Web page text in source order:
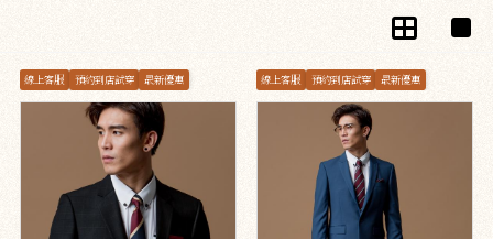
線上客服 預約到店試穿 最新優惠 線上客服 預約到店試穿 最新優惠